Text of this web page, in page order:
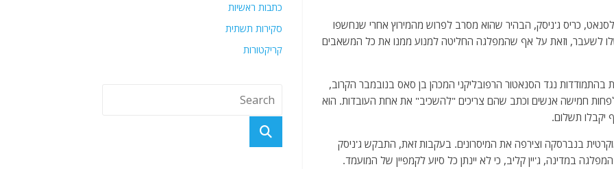
כריס ג'ניסק, הבהיר שהוא מסרב לפרוש מהמירוץ אחרי שנחשפו
שלו לשעבר, וזאת על אף שהמפלגה החליטה למנוע ממנו את כל המשאבים
נגד הסנאטור הרפובליקני המכהן בן סאס בנובמבר הקרוב,
היו לפחות חמישה אנשים וכתב שהם צריכים "להשכיב" את אחת העובדות. הוא
יקבלו תשלום.
בנברסקה וצירפה את המיסרונים. בעקבות זאת, התבקש ג'ניסק
במדינה, ג'יין קליב, כי לא יינתן כל סיוע לקמפיין של המועמד.
כתבות ראשיות
סקירות תשתית
קריקטורות